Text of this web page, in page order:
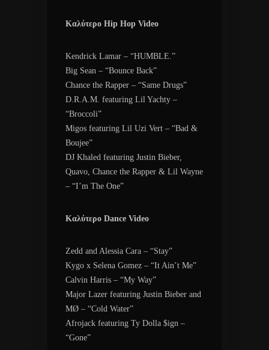
Καλύτερο Hip Hop Video
Kendrick Lamar – “HUMBLE.”
Big Sean – “Bounce Back”
Chance the Rapper – “Same Drugs”
D.R.A.M. featuring Lil Yachty –
“Broccoli”
Migos featuring Lil Uzi Vert – “Bad &
Boujee”
DJ Khaled featuring Justin Bieber,
Quavo, Chance the Rapper & Lil Wayne
– “I’m The One”
Καλύτερο Dance Video
Zedd and Alessia Cara – “Stay”
Kygo x Selena Gomez – “It Ain’t Me”
Calvin Harris – “My Way”
Major Lazer featuring Justin Bieber and
MØ – “Cold Water”
Afrojack featuring Ty Dolla $ign –
“Gone”